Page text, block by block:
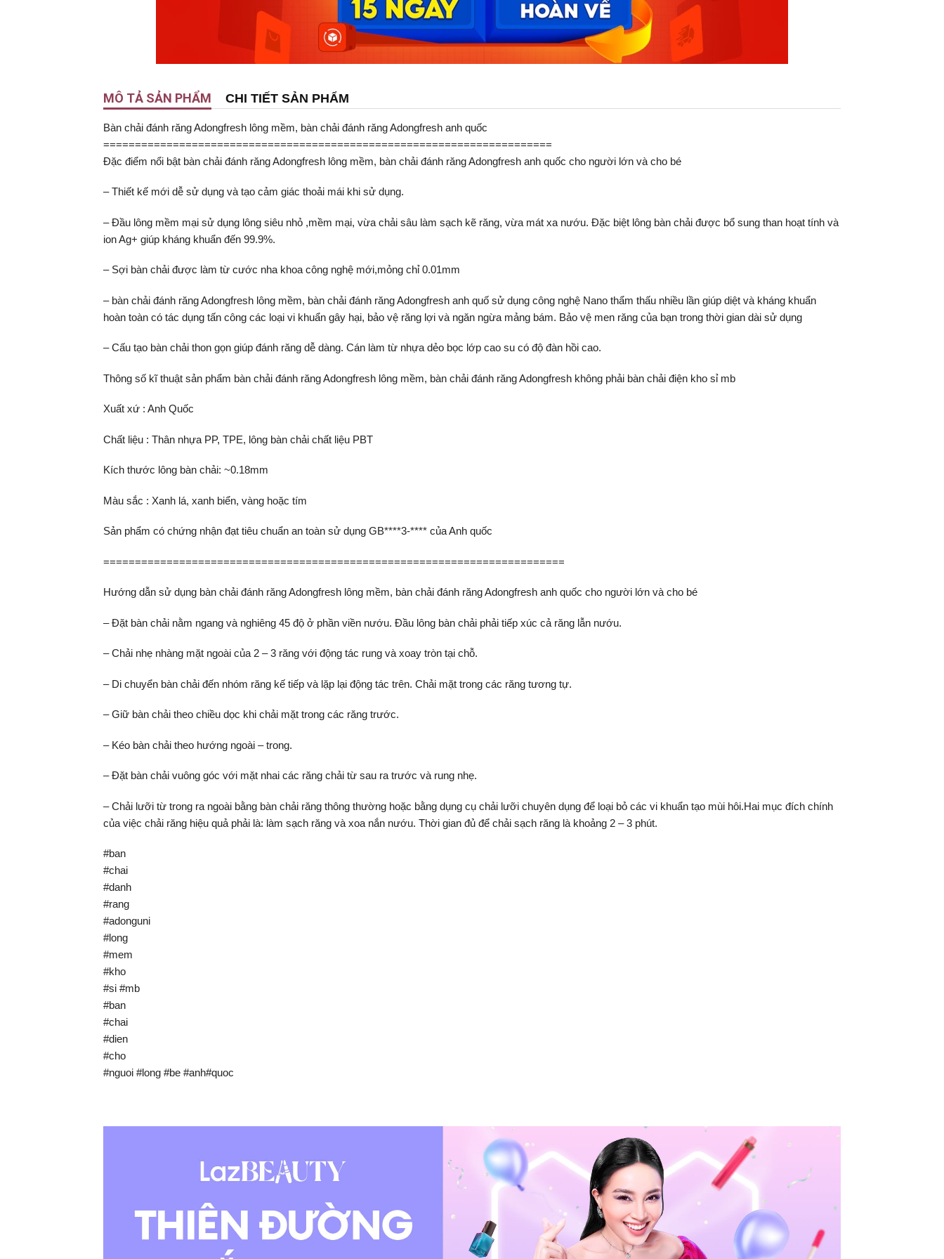
MÔ TẢ SẢN PHẨM CHI TIẾT SẢN PHẨM
Bàn chải đánh răng Adongfresh lông mềm, bàn chải đánh răng Adongfresh anh quốc
=======================================================================
Đặc điểm nổi bật bàn chải đánh răng Adongfresh lông mềm, bàn chải đánh răng Adongfresh anh quốc cho người lớn và cho bé
– Thiết kế mới dễ sử dụng và tạo cảm giác thoải mái khi sử dụng.
– Đầu lông mềm mại sử dụng lông siêu nhỏ ,mềm mại, vừa chải sâu làm sạch kẽ răng, vừa mát xa nướu. Đặc biệt lông bàn chải được bổ sung than hoạt tính và
ion Ag+ giúp kháng khuẩn đến 99.9%.
– Sợi bàn chải được làm từ cước nha khoa công nghệ mới,mỏng chỉ 0.01mm
– bàn chải đánh răng Adongfresh lông mềm, bàn chải đánh răng Adongfresh anh quố sử dụng công nghệ Nano thẩm thấu nhiều lần giúp diệt và kháng khuẩn
hoàn toàn có tác dụng tấn công các loại vi khuẩn gây hại, bảo vệ răng lợi và ngăn ngừa mảng bám. Bảo vệ men răng của bạn trong thời gian dài sử dụng
– Cấu tạo bàn chải thon gọn giúp đánh răng dễ dàng. Cán làm từ nhựa dẻo bọc lớp cao su có độ đàn hồi cao.
Thông số kĩ thuật sản phẩm bàn chải đánh răng Adongfresh lông mềm, bàn chải đánh răng Adongfresh không phải bàn chải điện kho sỉ mb
Xuất xứ : Anh Quốc
Chất liệu : Thân nhựa PP, TPE, lông bàn chải chất liệu PBT
Kích thước lông bàn chải: ~0.18mm
Màu sắc : Xanh lá, xanh biển, vàng hoặc tím
Sản phẩm có chứng nhận đạt tiêu chuẩn an toàn sử dụng GB****3-**** của Anh quốc
=========================================================================
Hướng dẫn sử dụng bàn chải đánh răng Adongfresh lông mềm, bàn chải đánh răng Adongfresh anh quốc cho người lớn và cho bé
– Đặt bàn chải nằm ngang và nghiêng 45 độ ở phần viền nướu. Đầu lông bàn chải phải tiếp xúc cả răng lẫn nướu.
– Chải nhẹ nhàng mặt ngoài của 2 – 3 răng với động tác rung và xoay tròn tại chỗ.
– Di chuyển bàn chải đến nhóm răng kế tiếp và lặp lại động tác trên. Chải mặt trong các răng tương tự.
– Giữ bàn chải theo chiều dọc khi chải mặt trong các răng trước.
– Kéo bàn chải theo hướng ngoài – trong.
– Đặt bàn chải vuông góc với mặt nhai các răng chải từ sau ra trước và rung nhẹ.
– Chải lưỡi từ trong ra ngoài bằng bàn chải răng thông thường hoặc bằng dụng cụ chải lưỡi chuyên dụng để loại bỏ các vi khuẩn tạo mùi hôi.Hai mục đích chính
của việc chải răng hiệu quả phải là: làm sạch răng và xoa nắn nướu. Thời gian đủ để chải sạch răng là khoảng 2 – 3 phút.
#ban
#chai
#danh
#rang
#adonguni
#long
#mem
#kho
#si #mb
#ban
#chai
#dien
#cho
#nguoi #long #be #anh#quoc